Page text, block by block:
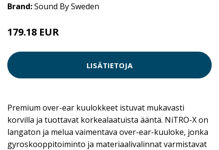
Brand:Sound By Sweden
179.18 EUR
LISÄTIETOJA
Premium over-ear kuulokkeet istuvat mukavasti
korvilla ja tuottavat korkealaatuista ääntä. NiTRO-X on
langaton ja melua vaimentava over-ear-kuuloke, jonka
gyroskooppitoiminto ja materiaalivalinnat varmistavat